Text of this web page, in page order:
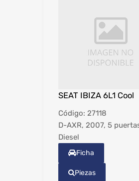
SEAT IBIZA 6L1 Cool
Código: 27118
D-AXR, 2007, 5
Diesel
Ficha
Piezas